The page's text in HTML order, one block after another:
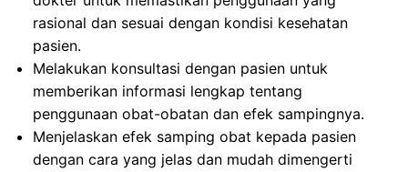
rasional dan sesuai dengan kondisi kesehatan
pasien.
Melakukan konsultasi dengan pasien untuk
memberikan informasi lengkap tentang
penggunaan obat-obatan dan efek sampingnya.
Menjelaskan efek samping obat kepada pasien
dengan cara yang jelas dan mudah dimengerti